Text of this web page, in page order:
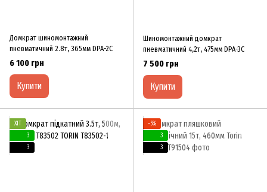
Домкрат шиномонтажний
пневматичний 2.8т, 365мм DPA-2C
6 100 грн
Купити
Шиномонтажний домкрат
пневматичний 4,2т, 475мм DPA-3C
7 500 грн
Купити
ХІТ
3
3
−5%
3
3